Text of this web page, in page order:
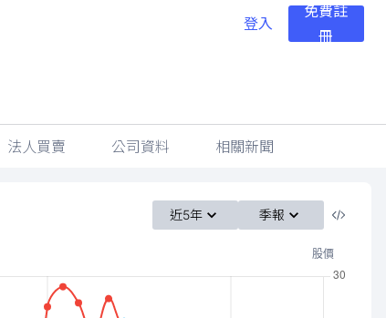
登入
免費註
冊
法人買賣 公司資料 相關新聞
近5年 季報